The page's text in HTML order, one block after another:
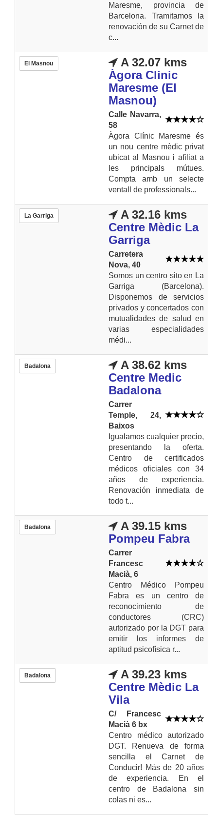
Maresme, provincia de
Barcelona. Tramitamos la
renovación de su Carnet de
c...
El Masnou
A 32.07 kms
Àgora Clinic
Maresme (El
Masnou)
Calle Navarra,
58
Àgora Clínic Maresme és
un nou centre mèdic privat
ubicat al Masnou i afiliat a
les principals mútues.
Compta amb un selecte
ventall de professionals...
La Garriga
A 32.16 kms
Centre Mèdic La
Garriga
Carretera
Nova, 40
Somos un centro sito en La
Garriga (Barcelona).
Disponemos de servicios
privados y concertados con
mutualidades de salud en
varias especialidades
médi...
Badalona
A 38.62 kms
Centre Medic
Badalona
Carrer
Temple, 24,
Baixos
Igualamos cualquier precio,
presentando la oferta.
Centro de certificados
médicos oficiales con 34
años de experiencia.
Renovación inmediata de
todo t...
Badalona
A 39.15 kms
Pompeu Fabra
Carrer
Francesc
Macià, 6
Centro Médico Pompeu
Fabra es un centro de
reconocimiento de
conductores (CRC)
autorizado por la DGT para
emitir los informes de
aptitud psicofísica r...
Badalona
A 39.23 kms
Centre Mèdic La
Vila
C/ Francesc
Macià 6 bx
Centro médico autorizado
DGT. Renueva de forma
sencilla el Carnet de
Conducir! Más de 20 años
de experiencia. En el
centro de Badalona sin
colas ni es...